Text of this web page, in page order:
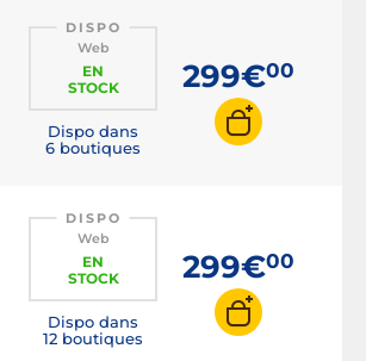
DISPO
Web
EN
STOCK
Dispo dans
6 boutiques
299€00
DISPO
Web
EN
STOCK
Dispo dans
12 boutiques
299€00